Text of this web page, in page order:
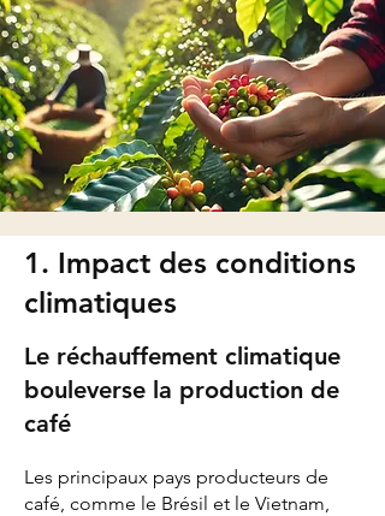
1. Impact des conditions
climatiques
Le réchauffement climatique
bouleverse la production de
café
Les principaux pays producteurs de
café, comme le Brésil et le Vietnam,